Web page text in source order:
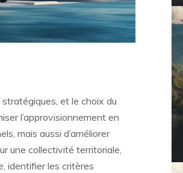
et le choix du
l’approvisionnement en
mais aussi d’améliorer
une collectivité territoriale,
identifier les critères